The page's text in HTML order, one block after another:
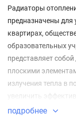
Радиаторы
предназначены для
квартирах,
образовательных
представляет
плоскими
излучения тепла в
увеличить
площади рабочей
подробнее